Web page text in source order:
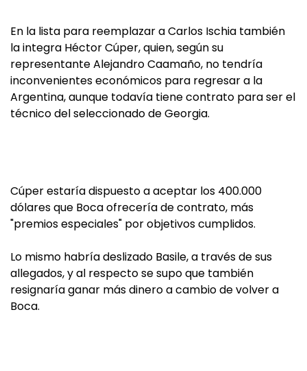
En la lista para reemplazar a Carlos Ischia también
la integra Héctor Cúper, quien, según su
representante Alejandro Caamaño, no tendría
inconvenientes económicos para regresar a la
Argentina, aunque todavía tiene contrato para ser el
técnico del seleccionado de Georgia.
Cúper estaría dispuesto a aceptar los 400.000
dólares que Boca ofrecería de contrato, más
"premios especiales" por objetivos cumplidos.
Lo mismo habría deslizado Basile, a través de sus
allegados, y al respecto se supo que también
resignaría ganar más dinero a cambio de volver a
Boca.